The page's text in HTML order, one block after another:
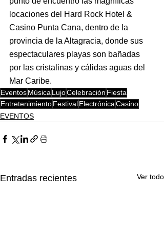
locaciones del Hard Rock Hotel &
Casino Punta Cana, dentro de la
provincia de la Altagracia, donde sus
espectaculares playas son bañadas
por las cristalinas y cálidas aguas del
Mar Caribe.
EventosMúsica LujoCelebración Fiesta
EntretenimientoFestivalElectrónicaCasino
EVENTOS
Entradas recientes Ver todo